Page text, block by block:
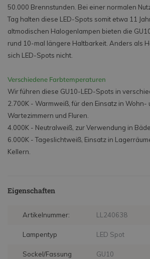
50.000 Brennstunden. Bei einer normalen
Tag halten diese LED-Spots somit etwa 11
altmodischen Halogenlampen bieten die
rund 10-mal längere Haltbarkeit. Anders als
sich LED-Spots nicht.
Verschiedene Farbtemperaturen
Wir führen diese GU10-LED-Spots in
2.700K - Warmweiß, für den Einsatz in
Wartezimmern und Fluren.
4.000K - Neutralweiß, zur Verwendung in
6.000K - Tageslichtweiß, Einsatz in
Kellern.
Eigenschaften
Artikelnummer: LL240638
Lampentyp LED Spot
Sockel/Fassung GU10